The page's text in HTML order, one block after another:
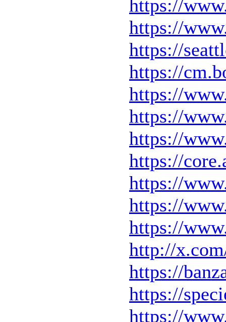
https://
https://
https://
https://
https://
https://
https://
https://
https://
https://
https://
http://
https://
https://
https://